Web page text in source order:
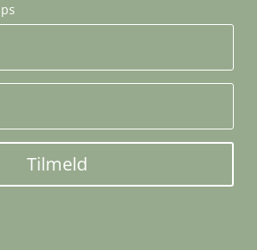
Tilmeld